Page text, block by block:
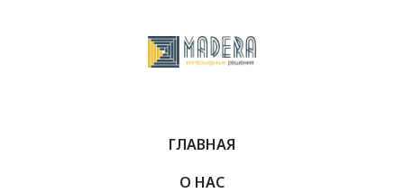
ГЛАВНАЯ
О НАС